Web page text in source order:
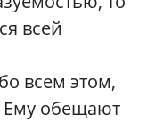
всей
всем этом,
Ему обещают